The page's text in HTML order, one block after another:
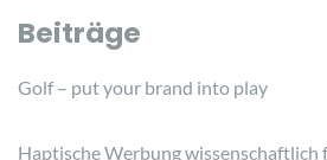
Beiträge
Golf – put your brand into play
Haptische Werbung wissenschaftlich